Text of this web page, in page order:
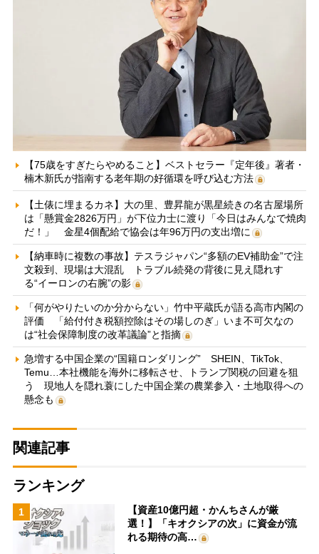
【75歳をすぎたらやめること】ベストセラー『定年後』著者・
楠木新氏が指南する老年期の好循環を呼び込む方法
【土俵に埋まるカネ】大の里、豊昇龍が黒星続きの名古屋場所
は「懸賞金2826万円」が下位力士に渡り「今日はみんなで焼肉
だ！」 金星4個配給で協会は年96万円の支出増に
【納車時に複数の事故】テスラジャパン“多額のEV補助金”で注
文殺到、現場は大混乱 トラブル続発の背後に見え隠れす
る“イーロンの右腕”の影
「何がやりたいのか分からない」竹中平蔵氏が語る高市内閣の
評価 「給付付き税額控除はその場しのぎ」いま不可欠なの
は“社会保障制度の改革議論”と指摘
急増する中国企業の“国籍ロンダリング” SHEIN、TikTok、
Temu…本社機能を海外に移転させ、トランプ関税の回避を狙
う 現地人を隠れ蓑にした中国企業の農業参入・土地取得への
懸念も
関連記事
ランキング
1
【資産10億円超・かんちさんが厳
選！】「キオクシアの次」に資金が流
れる期待の高…